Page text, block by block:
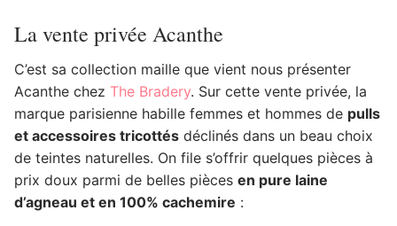
La vente privée Acanthe
C’est sa collection maille que vient nous présenter
Acanthe chez The Bradery. Sur cette vente privée, la
marque parisienne habille femmes et hommes de pulls
et accessoires tricottés déclinés dans un beau choix
de teintes naturelles. On file s’offrir quelques pièces à
prix doux parmi de belles pièces en pure laine
d’agneau et en 100% cachemire :